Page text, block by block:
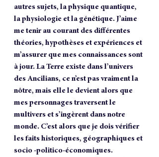
autres sujets, la physique quantique,
la physiologie et la génétique. J’aime
me tenir au courant des différentes
théories, hypothèses et expériences et
m’assurer que mes connaissances sont
à jour. La Terre existe dans l’univers
des Ancilians, ce n’est pas vraiment la
nôtre, mais elle le devient alors que
mes personnages traversent le
multivers et s’ingèrent dans notre
monde. C’est alors que je dois vérifier
les faits historiques, géographiques et
socio -politico-économiques.